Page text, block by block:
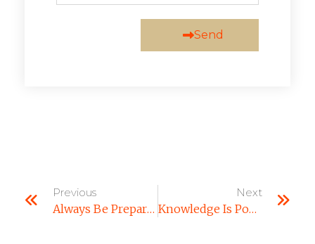
Send
Previous
Always Be Prepared And Know What The Purpose Is.
Next
Knowledge Is Power. Read Books To Get Smart.